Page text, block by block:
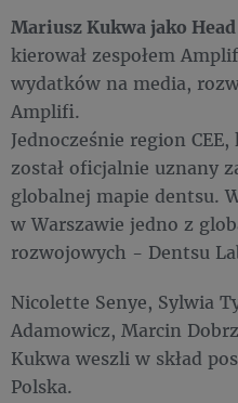
Mariusz Kukwa jako
kierował zespołem
wydatków na media,
Amplifi.
Jednocześnie region
został oficjalnie uznany
globalnej mapie dentsu.
w Warszawie jedno z
rozwojowych - Dentsu
Nicolette Senye, Sylwia
Adamowicz, Marcin
Kukwa weszli w skład
Polska.